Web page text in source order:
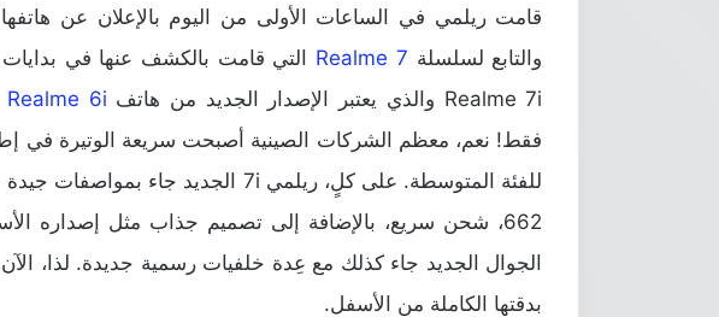
قامت ريلمي في الساعات الأولى من اليوم بالإعلان عن
والتابع لسلسلة Realme 7 التي قامت بالكشف عنها في
Realme 7i والذي يعتبر الإصدار الجديد من هاتف
Realme 6i
فقط! نعم، معظم الشركات الصينية أصبحت سريعة الوتيرة في
بدقتها الكاملة من الأسفل.